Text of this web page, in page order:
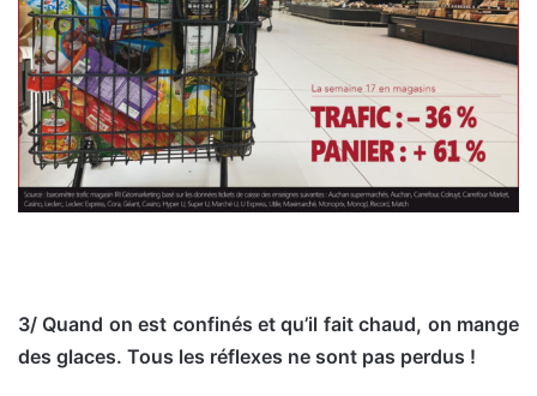
3/ Quand on est confinés et qu’il fait chaud, on mange
des glaces. Tous les réflexes ne sont pas perdus !